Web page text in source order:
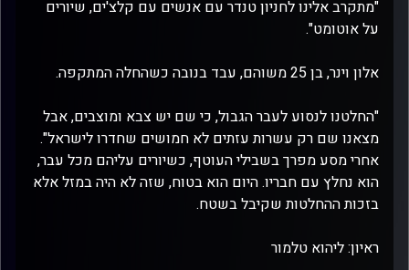
"מתקרב אלינו לחניון טנדר עם אנשים עם קלצ'ים, שיורים
על אוטומט".
אלון וינר, בן 25 משוהם, עבד בנובה כשהחלה המתקפה.
"החלטנו לנסוע לעבר הגבול, כי שם יש צבא ומוצבים, אבל
מצאנו שם רק עשרות עזתים לא חמושים שחדרו לישראל".
אחרי מסע מפרך בשבילי העוטף, כשיורים עליהם מכל עבר,
הוא נחלץ עם חבריו. היום הוא בטוח, שזה לא היה במזל אלא
בזכות ההחלטות שקיבל בשטח.
ראיון: ליהוא טלמור